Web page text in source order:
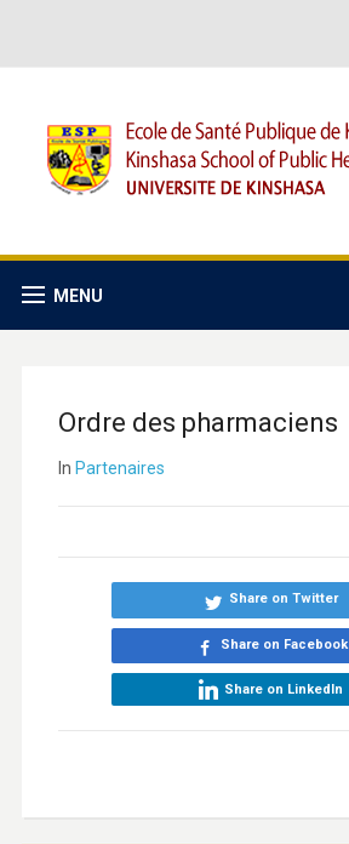
MENU
Ordre des pharmaciens
In Partenaires
Share on Twitter
Share on Facebook
Share on LinkedIn